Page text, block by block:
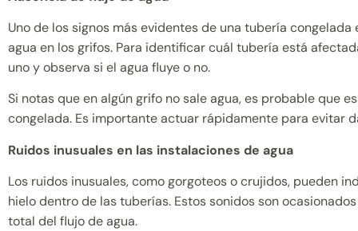
Uno de los signos más evidentes de una tubería congelada
agua en los grifos. Para identificar cuál tubería está
uno y observa si el agua fluye o no.
Si notas que en algún grifo no sale agua, es probable que
congelada. Es importante actuar rápidamente para evitar
Ruidos inusuales en las instalaciones de agua
Los ruidos inusuales, como gorgoteos o crujidos, pueden
hielo dentro de las tuberías. Estos sonidos son
total del flujo de agua.